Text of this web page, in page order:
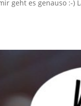
geht es genauso :-)